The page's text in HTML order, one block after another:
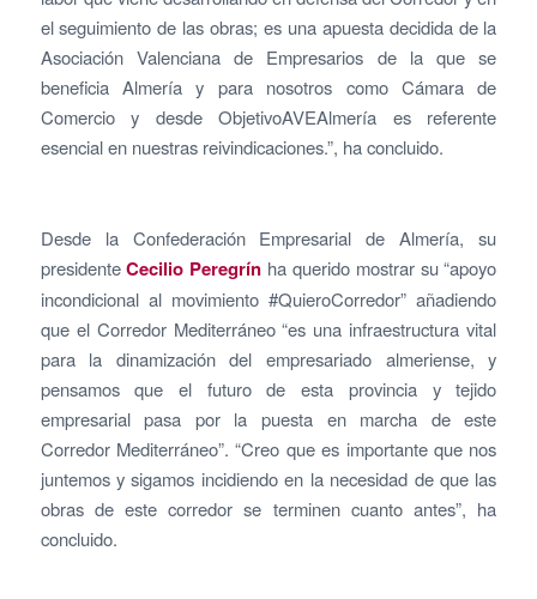
el seguimiento de las obras; es una apuesta decidida de la
Asociación Valenciana de Empresarios de la que se
beneficia Almería y para nosotros como Cámara de
Comercio y desde ObjetivoAVEAlmería es referente
esencial en nuestras reivindicaciones.”, ha concluido.
Desde la Confederación Empresarial de Almería, su
presidenteCecilio Peregrín ha querido mostrar su “apoyo
incondicional al movimiento #QuieroCorredor” añadiendo
que el Corredor Mediterráneo “es una infraestructura vital
para la dinamización del empresariado almeriense, y
pensamos que el futuro de esta provincia y tejido
empresarial pasa por la puesta en marcha de este
Corredor Mediterráneo”. “Creo que es importante que nos
juntemos y sigamos incidiendo en la necesidad de que las
obras de este corredor se terminen cuanto antes”, ha
concluido.